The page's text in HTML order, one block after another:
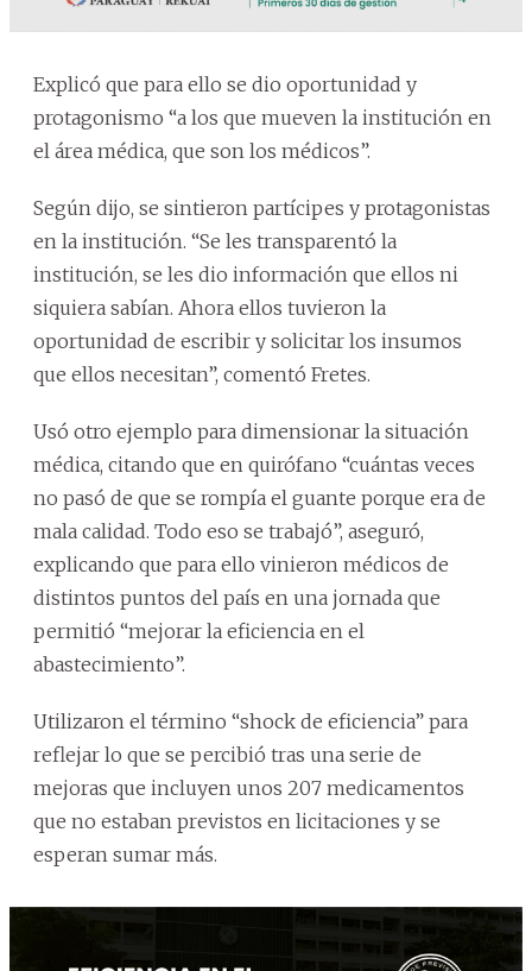
Explicó que para ello se dio oportunidad y
protagonismo “a los que mueven la institución en
el área médica, que son los médicos”.
Según dijo, se sintieron partícipes y protagonistas
en la institución. “Se les transparentó la
institución, se les dio información que ellos ni
siquiera sabían. Ahora ellos tuvieron la
oportunidad de escribir y solicitar los insumos
que ellos necesitan”, comentó Fretes.
Usó otro ejemplo para dimensionar la situación
médica, citando que en quirófano “cuántas veces
no pasó de que se rompía el guante porque era de
mala calidad. Todo eso se trabajó”, aseguró,
explicando que para ello vinieron médicos de
distintos puntos del país en una jornada que
permitió “mejorar la eficiencia en el
abastecimiento”.
Utilizaron el término “shock de eficiencia” para
reflejar lo que se percibió tras una serie de
mejoras que incluyen unos 207 medicamentos
que no estaban previstos en licitaciones y se
esperan sumar más.